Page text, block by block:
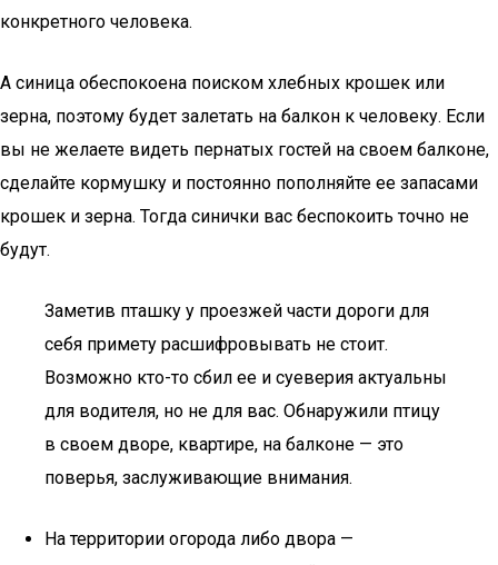
конкретного человека.
А синица обеспокоена поиском хлебных крошек или
зерна, поэтому будет залетать на балкон к человеку. Если
вы не желаете видеть пернатых гостей на своем балконе,
сделайте кормушку и постоянно пополняйте ее запасами
крошек и зерна. Тогда синички вас беспокоить точно не
будут.
Заметив пташку у проезжей части дороги для
себя примету расшифровывать не стоит.
Возможно кто-то сбил ее и суеверия актуальны
для водителя, но не для вас. Обнаружили птицу
в своем дворе, квартире, на балконе — это
поверья, заслуживающие внимания.
На территории огорода либо двора —